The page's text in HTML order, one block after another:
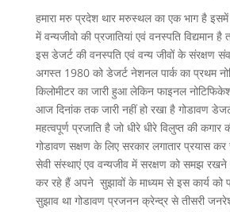
हमारा मरु प्रदेश थार मरुस्थल का एक भाग है
में वन्यजीवो की प्रजातियां एवं वनस्पति विद्यमान है
इस डेजर्ट की वनस्पति एवं वन्य जीवों के संरक्षण
अगस्त 1980 को डेजर्ट नेशनल पार्क का प्रथम
किलोमीटर का जारी हुआ लेकिन फाइनल
आज दिनांक तक जारी नहीं हो रखा है गोडावण
महत्वपूर्ण प्रजाति है जो धीरे धीरे विलुप्त की कगार
गोडावण सक्षण के लिए सरकार लगातार प्रयास
सेवी संस्थाएं एव वन्यजीव में सरक्षण को समझ रखने
कर रहे हैं अपने सुझावों के माध्यम से इस कार्य को
सुझाव था गोडावण प्रजनन क्रेन्द्र से तीसरी